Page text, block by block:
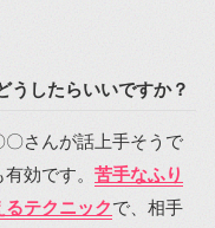
うしたらいいですか？
〇さんが話上手そうで
効です。 苦手なふり
テクニックで、相手